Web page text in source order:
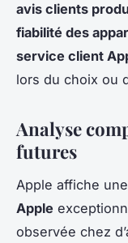
avis clients
fiabilité des
service client
lors du choix ou
Analyse
futures
Apple affiche une
Apple
observée chez